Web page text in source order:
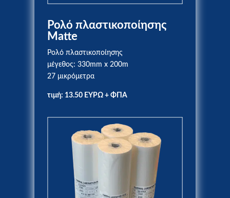
Ρολό πλαστικοποίησης
Matte
Ρολό πλαστικοποίησης
μέγεθος: 330mm x 200m
27 μικρόμετρα
τιμή: 13.50 ΕΥΡΩ + ΦΠΑ